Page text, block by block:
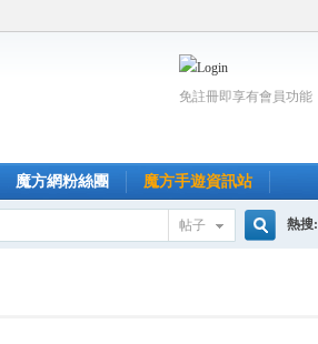
免註冊即享有會員功能
魔方網粉絲團 魔方手遊資訊站
帖子 熱搜: